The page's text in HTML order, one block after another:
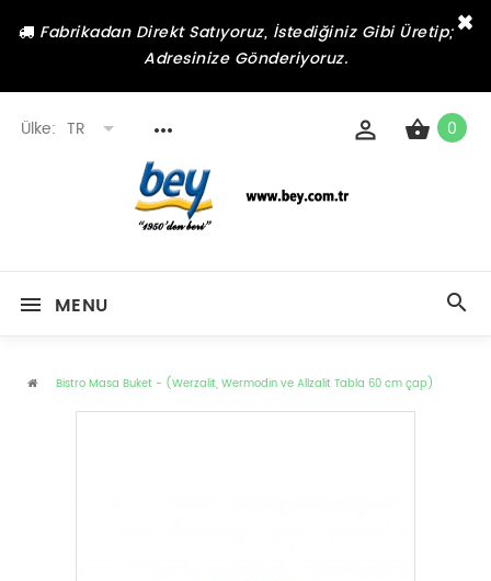
×
Fabrikadan Direkt Satıyoruz, İstediğiniz Gibi Üretip;
Adresinize Gönderiyoruz.
Ülke: TR 0
MENU
Bistro Masa Buket - (Werzalit, Wermodin ve Allzalit Tabla 60 cm çap)